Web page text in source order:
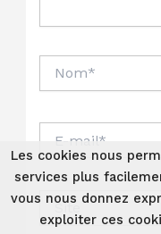
mail*
Site
Les cookies nous
services plus
vous nous donnez
exploiter ces